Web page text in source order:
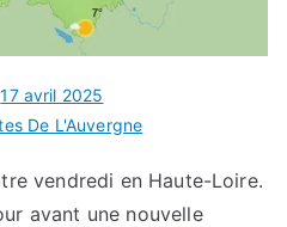
17 avril 2025
De L'Auvergne
vendredi en Haute-Loire.
avant une nouvelle